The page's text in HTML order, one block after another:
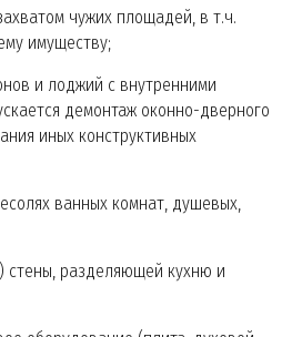
чужих площадей, в т.ч.
имуществу;
и лоджий с внутренними
демонтаж оконно-дверного
иных конструктивных
ванных комнат, душевых,
стены, разделяющей кухню и